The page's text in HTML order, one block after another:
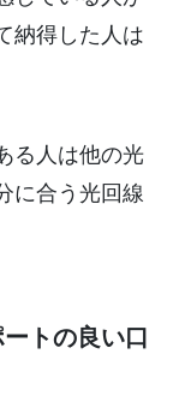
納得した人は
る人は他の光
に合う光回線
トの良い口